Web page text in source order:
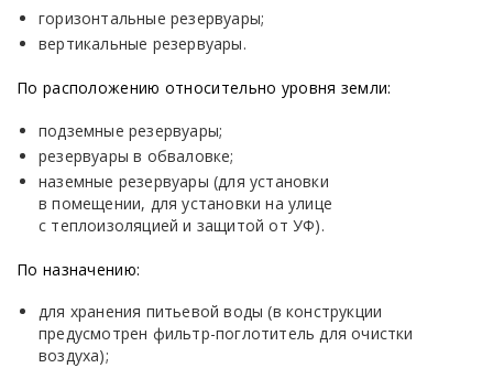
горизонтальные резервуары;
вертикальные резервуары.
По расположению относительно уровня земли:
подземные резервуары;
резервуары в обваловке;
наземные резервуары (для установки
в помещении, для установки на улице
с теплоизоляцией и защитой от УФ).
По назначению:
для хранения питьевой воды (в конструкции
предусмотрен фильтр-поглотитель для очистки
воздуха);